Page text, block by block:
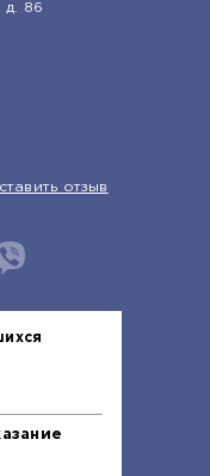
д. 86
отзыв